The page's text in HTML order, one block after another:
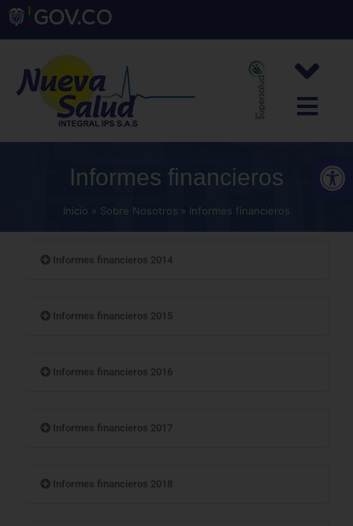
Informes financieros
Inicio Sobre Nosotros Informes financieros
Informes financieros 2014
Informes financieros 2015
Informes financieros 2016
Informes financieros 2017
Informes financieros 2018